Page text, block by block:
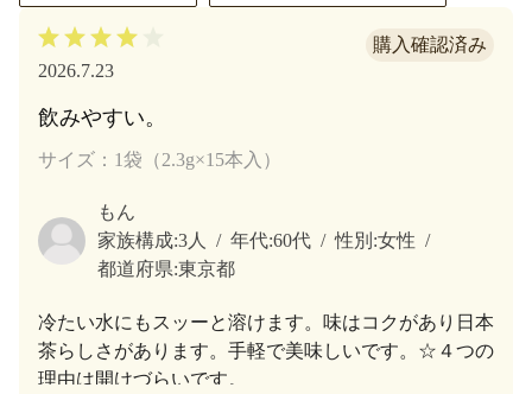
2026.7.23
飲みやすい。
サイズ：1袋（2.3g×15本入）
もん
家族構成:3人 年代:60代 性別:女性
都道府県:東京都
冷たい水にもスッーと溶けます。味はコクがあり日本
茶らしさがあります。手軽で美味しいです。☆４つの
理由は開けづらいです。